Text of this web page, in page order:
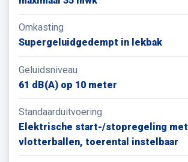
Omkasting
Supergeluidgedempt in lekbak
Geluidsniveau
61 dB(A) op 10 meter
Standaarduitvoering
Elektrische start-/stopregeling met
vlotterballen, toerental instelbaar